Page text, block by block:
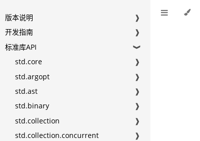
版本说明
❱
开发指南
❱
标准库API
❱
std.core
❱
std.argopt
❱
std.ast
❱
std.binary
❱
std.collection
❱
std.collection.concurrent
❱